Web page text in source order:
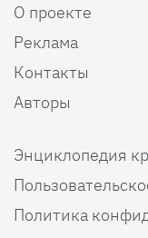
О проекте
Реклама
Контакты
Авторы
Энциклопедия
Политика